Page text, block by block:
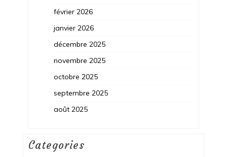
février 2026
janvier 2026
décembre 2025
novembre 2025
octobre 2025
septembre 2025
août 2025
Categories